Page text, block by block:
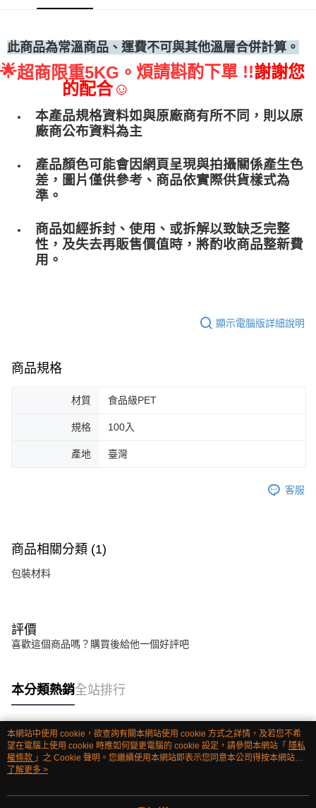
此商品為常溫商品、運費不可與其他溫層合併計算。
🌟超商限重5KG。 煩請斟酌下單 !!謝謝您
的配合☺
本產品規格資料如與原廠商有所不同，則以原
廠商公布資料為主
產品顏色可能會因網頁呈現與拍攝關係產生色
差，圖片僅供參考、商品依實際供貨樣式為
準。
商品如經拆封、使用、或拆解以致缺乏完整
性，及失去再販售價值時，將酌收商品整﻿新費
用。
顯示電腦版詳細說明
商品規格
材質 食品級PET
規格 100入
產地 臺灣
客服
商品相關分類 (1)
包裝材料
評價
喜歡這個商品嗎？購買後給他一個好評吧
本分類熱銷全站排行
熱門標籤
本網站中使用 cookie，欲查詢有關本網站使用 cookie 方式之詳情，及若您不希
望在電腦上使用 cookie 時應如何變更電腦的 cookie 設定，請參閱本網站「 隱私
權條款 」之 Cookie 聲明。您繼續使用本網站即表示您同意本公司得按本網站使
用條款之 Cookie 聲明使用 cookie。
了解更多 >